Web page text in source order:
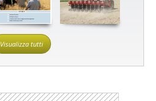
Visualizza tutti